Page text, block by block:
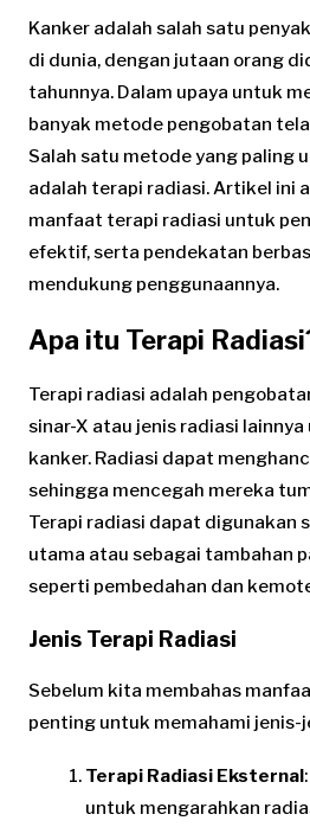
Kanker adalah salah satu
di dunia, dengan jutaan orang
tahunnya. Dalam upaya untuk
banyak metode pengobatan
Salah satu metode yang paling
adalah terapi radiasi. Artikel ini
manfaat terapi radiasi untuk
efektif, serta pendekatan
mendukung penggunaannya.
Apa itu Terapi
Terapi radiasi adalah
sinar-X atau jenis radiasi
kanker. Radiasi dapat
sehingga mencegah mereka
Terapi radiasi dapat digunakan
utama atau sebagai tambahan
seperti pembedahan dan
Jenis Terapi Radiasi
Sebelum kita membahas
penting untuk memahami jenis-
Terapi Radiasi Eksternal
untuk mengarahkan